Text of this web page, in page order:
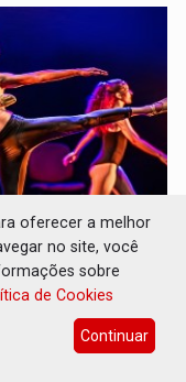
estreia na
de
oferecer a melhor
no site, você
sobre
de Cookies
Continuar